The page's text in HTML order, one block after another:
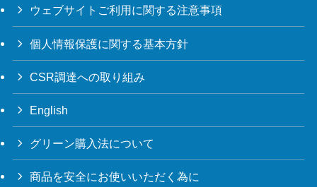
ウェブサイトご利用に関する注意事項
個人情報保護に関する基本方針
CSR調達への取り組み
English
グリーン購入法について
商品を安全にお使いいただく為に